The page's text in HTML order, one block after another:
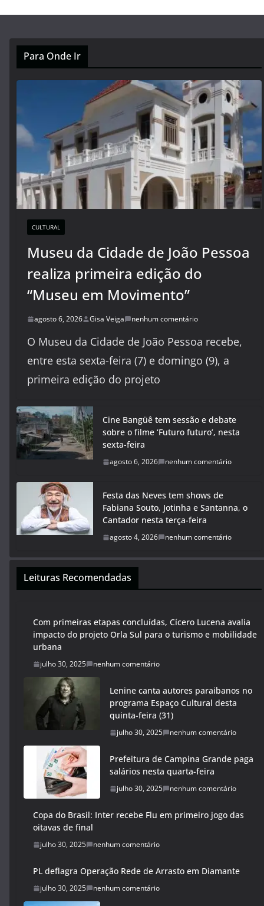
Para Onde Ir
CULTURAL
Museu da Cidade de João Pessoa
realiza primeira edição do
“Museu em Movimento”
agosto 6, 2026 Gisa Veiga nenhum comentário
O Museu da Cidade de João Pessoa recebe,
entre esta sexta-feira (7) e domingo (9), a
primeira edição do projeto
Cine Bangüê tem sessão e debate
sobre o filme ‘Futuro futuro’, nesta
sexta-feira
agosto 6, 2026 nenhum comentário
Festa das Neves tem shows de
Fabiana Souto, Jotinha e Santanna, o
Cantador nesta terça-feira
agosto 4, 2026 nenhum comentário
Leituras Recomendadas
Com primeiras etapas concluídas, Cícero Lucena avalia
impacto do projeto Orla Sul para o turismo e mobilidade
urbana
julho 30, 2025 nenhum comentário
Lenine canta autores paraibanos no
programa Espaço Cultural desta
quinta-feira (31)
julho 30, 2025 nenhum comentário
Prefeitura de Campina Grande paga
salários nesta quarta-feira
julho 30, 2025 nenhum comentário
Copa do Brasil: Inter recebe Flu em primeiro jogo das
oitavas de final
julho 30, 2025 nenhum comentário
PL deflagra Operação Rede de Arrasto em Diamante
julho 30, 2025 nenhum comentário